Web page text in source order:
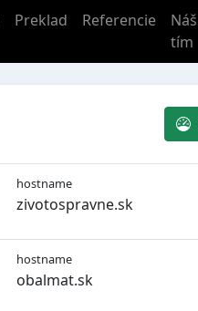
Preklad Referencie
Náš
tím
hostname
zivotospravne.sk
hostname
obalmat.sk